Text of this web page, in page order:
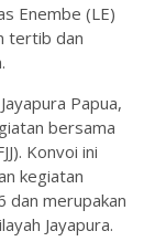
Enembe (LE)
tertib dan
Papua,
bersama
Konvoi ini
kegiatan
dan merupakan
Jayapura.